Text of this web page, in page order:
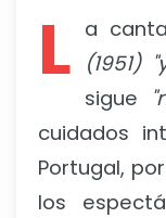
L a
(1951)
sigue
cuidados
Portugal,
los